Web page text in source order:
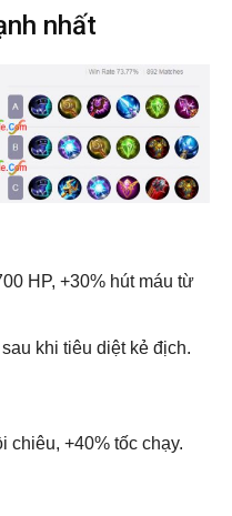
nhất
HP, +30% hút máu từ
khi tiêu diệt kẻ địch.
chiêu, +40% tốc chạy.